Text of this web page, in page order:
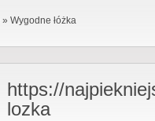
» Wygodne łóżka
https://
lozka